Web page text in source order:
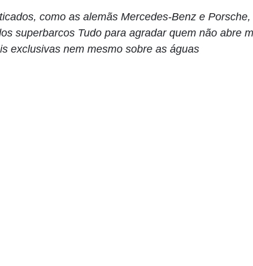
como as alemãs Mercedes-Benz e
superbarcos Tudo para agradar quem não abre
exclusivas nem mesmo sobre as águas